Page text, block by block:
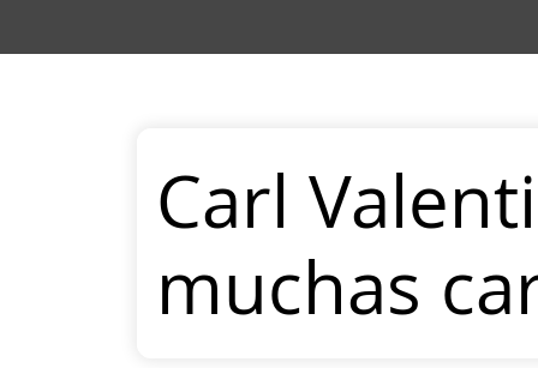
Carl
muchas